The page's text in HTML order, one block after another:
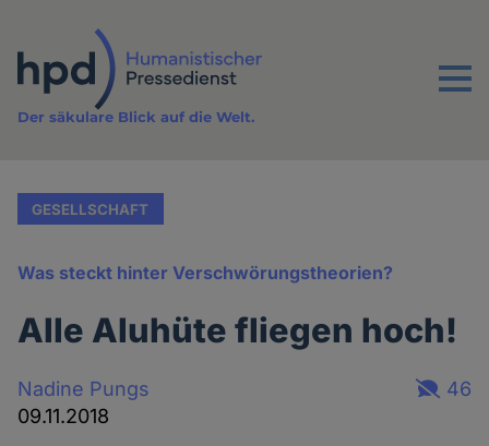
Inhalt
Menu
Der säkulare Blick auf die Welt.
GESELLSCHAFT
Was steckt hinter Verschwörungstheorien?
Alle Aluhüte fliegen hoch!
Nadine Pungs
09.11.2018
46